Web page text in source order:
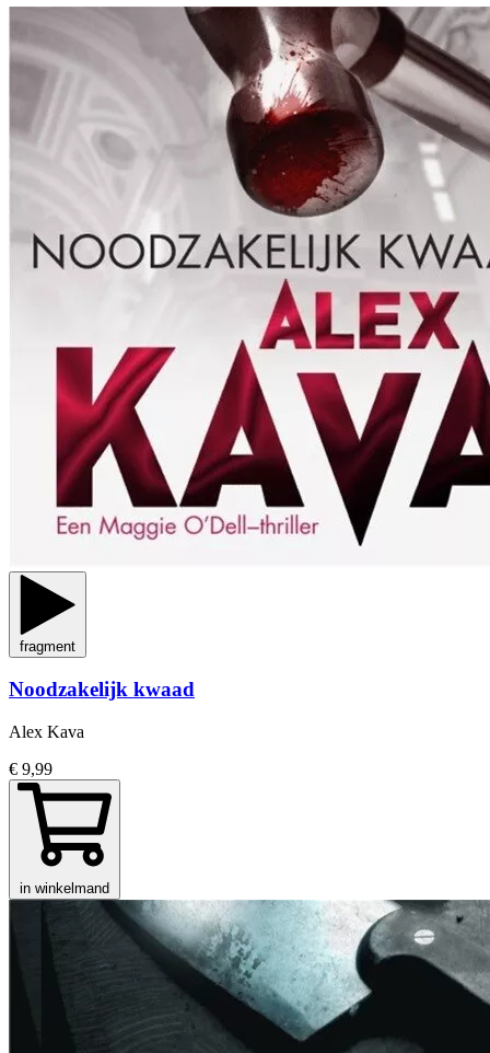
fragment
Noodzakelijk kwaad
Alex Kava
€ 9,99
in winkelmand